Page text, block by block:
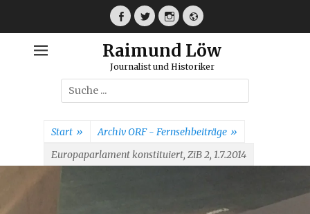
Facebook
TwitterInstagramWebseite
Raimund Löw
Journalist und Historiker
Suche
nach:
Start » Archiv ORF - Fernsehbeiträge »
Europaparlament konstituiert, ZiB 2, 1.7.2014